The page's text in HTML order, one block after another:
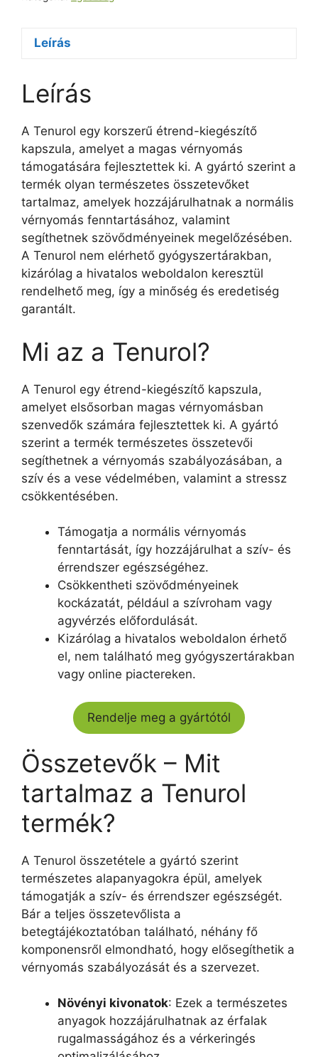
Leírás
Leírás
A Tenurol egy korszerű étrend-kiegészítő
kapszula, amelyet a magas vérnyomás
támogatására fejlesztettek ki. A gyártó szerint a
termék olyan természetes összetevőket
tartalmaz, amelyek hozzájárulhatnak a normális
vérnyomás fenntartásához, valamint
segíthetnek szövődményeinek megelőzésében.
A Tenurol nem elérhető gyógyszertárakban,
kizárólag a hivatalos weboldalon keresztül
rendelhető meg, így a minőség és eredetiség
garantált.
Mi az a Tenurol?
A Tenurol egy étrend-kiegészítő kapszula,
amelyet elsősorban magas vérnyomásban
szenvedők számára fejlesztettek ki. A gyártó
szerint a termék természetes összetevői
segíthetnek a vérnyomás szabályozásában, a
szív és a vese védelmében, valamint a stressz
csökkentésében.
Támogatja a normális vérnyomás
fenntartását, így hozzájárulhat a szív- és
érrendszer egészségéhez.
Csökkentheti szövődményeinek
kockázatát, például a szívroham vagy
agyvérzés előfordulását.
Kizárólag a hivatalos weboldalon érhető
el, nem található meg gyógyszertárakban
vagy online piactereken.
Rendelje meg a gyártótól
Összetevők – Mit
tartalmaz a Tenurol
termék?
A Tenurol összetétele a gyártó szerint
természetes alapanyagokra épül, amelyek
támogatják a szív- és érrendszer egészségét.
Bár a teljes összetevőlista a
betegtájékoztatóban található, néhány fő
komponensről elmondható, hogy elősegíthetik a
vérnyomás szabályozását és a szervezet.
Növényi kivonatok: Ezek a természetes
anyagok hozzájárulhatnak az érfalak
rugalmasságához és a vérkeringés